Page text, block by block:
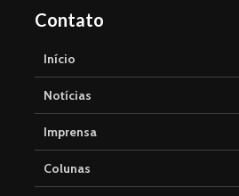
Contato
Início
Notícias
Imprensa
Colunas